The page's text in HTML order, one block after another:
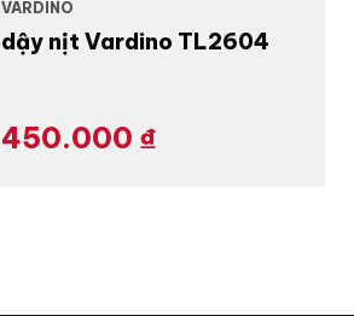
VARDINO
dậy nịt Vardino TL2604
450.000 ₫